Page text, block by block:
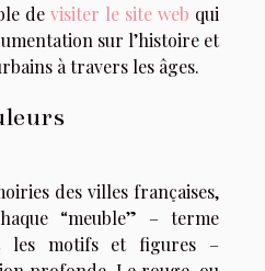
de visiter le site web qui
sur l’histoire et
à travers les âges.
des villes françaises,
“meuble” – terme
les motifs et figures –